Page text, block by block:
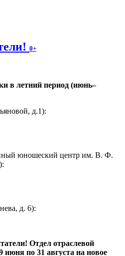
0+
в летний период (июнь–
д.1):
юношеский центр им. В. Ф.
д. 6):
Отдел отраслевой
июня по 31 августа на новое